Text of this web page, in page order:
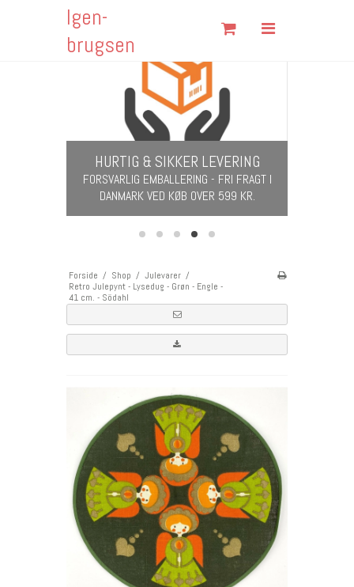
Igen-
brugsen
Om Igen-brugsen
Fortrydelsesformular
Åbningstider
DKK
HURTIG & SIKKER LEVERING
​​​​​​​FORSVARLIG EMBALLERING - FRI FRAGT I
DANMARK VED KØB OVER 599 KR.
RETRO
KITSCH & KLASSIKERE FRA 60'ERNE &
70'ERNE
Forside / Shop / Julevarer /
Retro Julepynt - Lysedug - Grøn - Engle -
41 cm. - Södahl